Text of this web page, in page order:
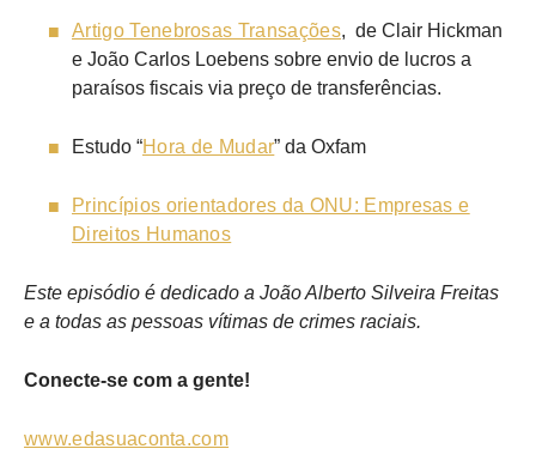
Artigo Tenebrosas Transações, de Clair Hickman
e João Carlos Loebens sobre envio de lucros a
paraísos fiscais via preço de transferências.
Estudo “Hora de Mudar” da Oxfam
Princípios orientadores da ONU: Empresas e
Direitos Humanos
Este episódio é dedicado a João Alberto Silveira Freitas
e a todas as pessoas vítimas de crimes raciais.
Conecte-se com a gente!
www.edasuaconta.com